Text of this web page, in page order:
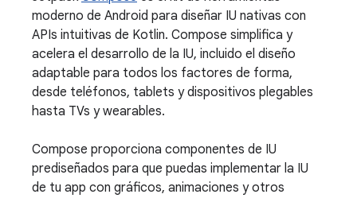
moderno de Android para diseñar IU nativas con
APIs intuitivas de Kotlin. Compose simplifica y
acelera el desarrollo de la IU, incluido el diseño
adaptable para todos los factores de forma,
desde teléfonos, tablets y dispositivos plegables
hasta TVs y wearables.
Compose proporciona componentes de IU
prediseñados para que puedas implementar la IU
de tu app con gráficos, animaciones y otros